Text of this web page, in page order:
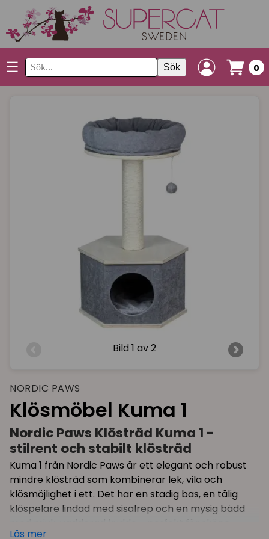
☰ Sök 0
Bild 1 av 2
NORDIC PAWS
Klösmöbel Kuma 1
Nordic Paws Klösträd Kuma 1 -
stilrent och stabilt klösträd
Kuma 1 från Nordic Paws är ett elegant och robust
mindre klösträd som kombinerar lek, vila och
klösmöjlighet i ett. Det har en stadig bas, en tålig
klöspelare lindad med sisalrep och en mysig bädd
Läs mer